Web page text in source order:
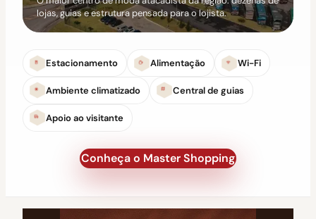
lojas, guias e estrutura pensada para o lojista.
Estacionamento Alimentação Wi-Fi
Ambiente climatizado Central de guias
Apoio ao visitante
Conheça o Master Shopping